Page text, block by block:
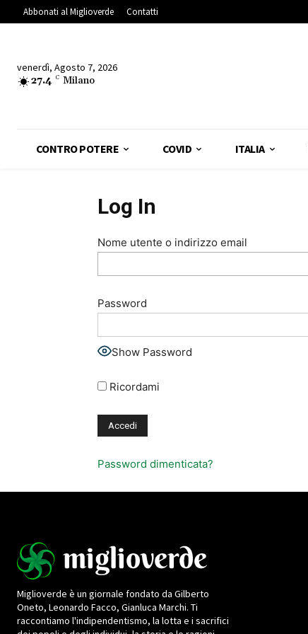
Abbonati al Miglioverde Contatti
venerdì, Agosto 7, 2026
27.4 C Milano
CONTRO POTERE COVID ITALIA
Log In
Nome utente o indirizzo email
Password
Show Password
Ricordami
Password dimenticata?
Miglioverde è un giornale fondato da Gilberto
Oneto, Leonardo Facco, Gianluca Marchi. Ti
raccontiamo l'indipendentismo, la lotta e i sacrifici